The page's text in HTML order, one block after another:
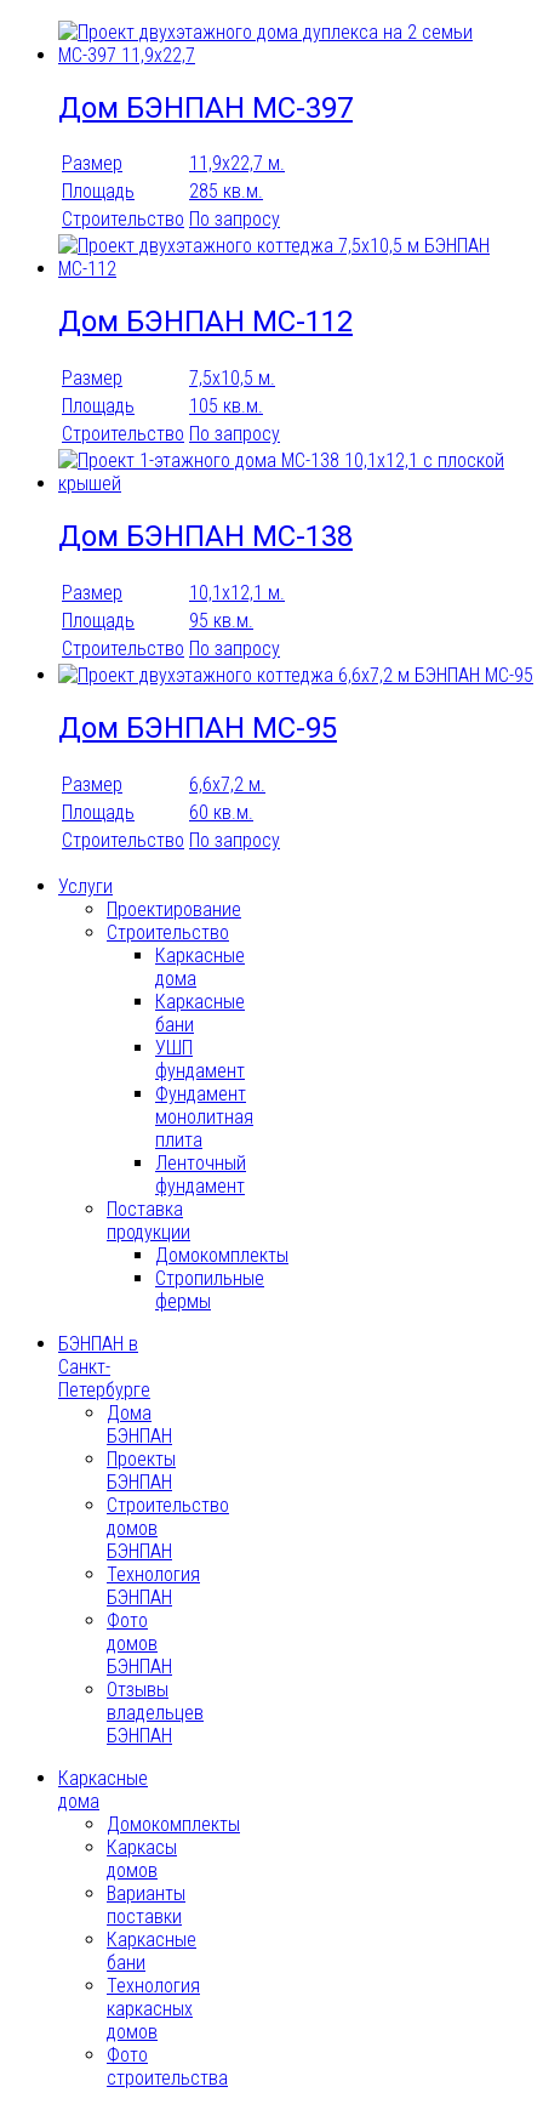
Дом БЭНПАН МС-397
Размер
11,9х22,7 м.
Площадь
285 кв.м.
Строительство По запросу
Дом БЭНПАН МС-112
Размер
7,5х10,5 м.
Площадь
105 кв.м.
Строительство По запросу
Дом БЭНПАН МС-138
Размер
10,1х12,1 м.
Площадь
95 кв.м.
Строительство По запросу
Дом БЭНПАН МС-95
Размер
6,6х7,2 м.
Площадь
60 кв.м.
Строительство По запросу
Услуги
Проектирование
Строительство
Каркасные
дома
Каркасные
бани
УШП
фундамент
Фундамент
монолитная
плита
Ленточный
фундамент
Поставка
продукции
Домокомплекты
Стропильные
фермы
БЭНПАН в
Санкт-
Петербурге
Дома
БЭНПАН
Проекты
БЭНПАН
Строительство
домов
БЭНПАН
Технология
БЭНПАН
Фото
домов
БЭНПАН
Отзывы
владельцев
БЭНПАН
Каркасные
дома
Домокомплекты
Каркасы
домов
Варианты
поставки
Каркасные
бани
Технология
каркасных
домов
Фото
строительства